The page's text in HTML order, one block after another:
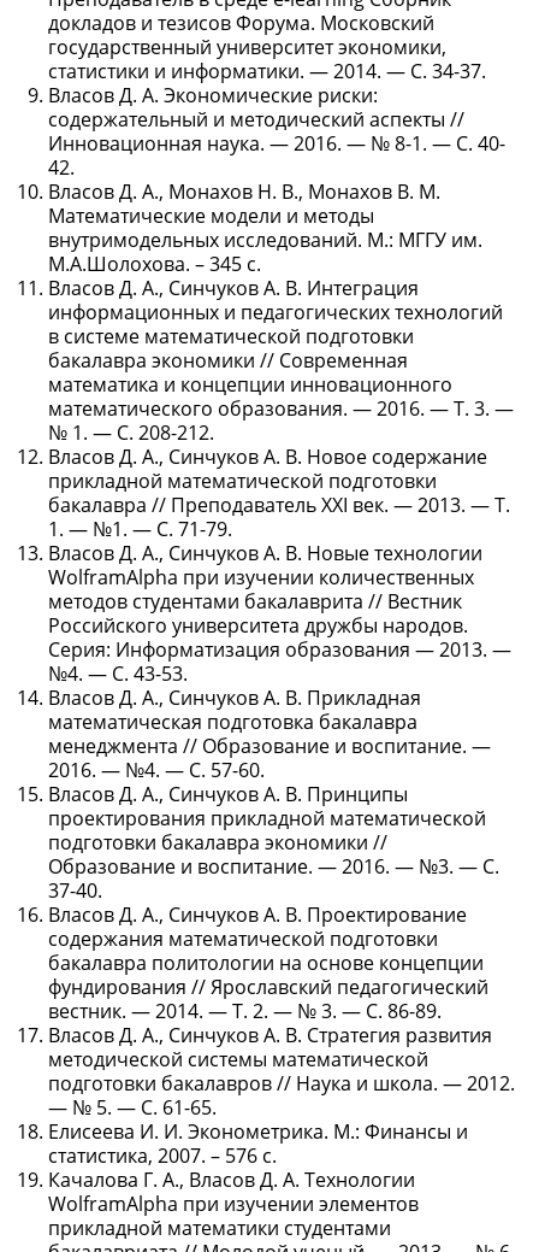
докладов и тезисов Форума. Московский
государственный университет экономики,
статистики и информатики. — 2014. — С. 34-37.
Власов Д. А. Экономические риски:
содержательный и методический аспекты //
Инновационная наука. — 2016. — № 8-1. — С. 40-
42.
Власов Д. А., Монахов Н. В., Монахов В. М.
Математические модели и методы
внутримодельных исследований. М.: МГГУ им.
М.А.Шолохова. – 345 с.
Власов Д. А., Синчуков А. В. Интеграция
информационных и педагогических технологий
в системе математической подготовки
бакалавра экономики // Современная
математика и концепции инновационного
математического образования. — 2016. — Т. 3. —
№ 1. — С. 208-212.
Власов Д. А., Синчуков А. В. Новое содержание
прикладной математической подготовки
бакалавра // Преподаватель XXI век. — 2013. — Т.
1. — №1. — С. 71-79.
Власов Д. А., Синчуков А. В. Новые технологии
WolframAlpha при изучении количественных
методов студентами бакалаврита // Вестник
Российского университета дружбы народов.
Серия: Информатизация образования — 2013. —
№4. — С. 43-53.
Власов Д. А., Синчуков А. В. Прикладная
математическая подготовка бакалавра
менеджмента // Образование и воспитание. —
2016. — №4. — С. 57-60.
Власов Д. А., Синчуков А. В. Принципы
проектирования прикладной математической
подготовки бакалавра экономики //
Образование и воспитание. — 2016. — №3. — С.
37-40.
Власов Д. А., Синчуков А. В. Проектирование
содержания математической подготовки
бакалавра политологии на основе концепции
фундирования // Ярославский педагогический
вестник. — 2014. — Т. 2. — № 3. — С. 86-89.
Власов Д. А., Синчуков А. В. Стратегия развития
методической системы математической
подготовки бакалавров // Наука и школа. — 2012.
— № 5. — С. 61-65.
Елисеева И. И. Эконометрика. М.: Финансы и
статистика, 2007. – 576 с.
Качалова Г. А., Власов Д. А. Технологии
WolframAlpha при изучении элементов
прикладной математики студентами